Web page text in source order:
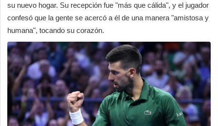
su nuevo hogar. Su recepción fue "más que cálida", y el jugador
confesó que la gente se acercó a él de una manera "amistosa y
humana", tocando su corazón.